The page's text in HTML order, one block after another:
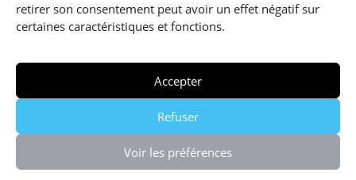
retirer son consentement peut avoir un effet négatif sur
certaines caractéristiques et fonctions.
Accepter
Refuser
Voir les préférences
Salle de
Cuisine